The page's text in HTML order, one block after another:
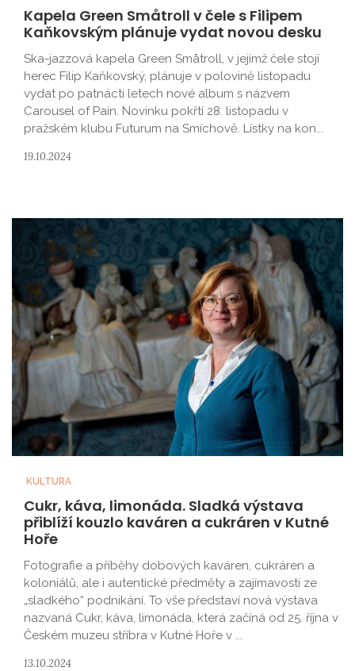
Kapela Green Småtroll v čele s Filipem
Kaňkovským plánuje vydat novou desku
Ska-jazzová kapela Green Småtroll, v jejímž čele stojí
herec Filip Kaňkovský, plánuje v polovině listopadu
vydat po patnácti letech nové album s názvem
Carousel of Pain. Novinku pokřtí 28. listopadu v
pražském klubu Futurum na Smíchově. Lístky na kon...
19.10.2024
KULTURA
Cukr, káva, limonáda. Sladká výstava
přiblíží kouzlo kaváren a cukráren v Kutné
Hoře
Fotografie a příběhy dobových kaváren, cukráren a
koloniálů, ale i autentické předměty a zajímavosti ze
„sladkého“ podnikání. To vše představí nová výstava
nazvaná Cukr, káva, limonáda, která začíná od 25. října v
Českém muzeu stříbra v Kutné Hoře v ...
13.10.2024